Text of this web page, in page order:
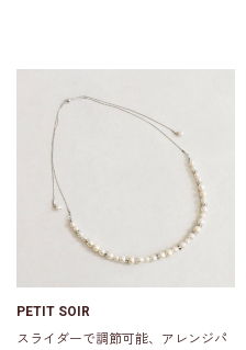
PETIT SOIR
スライダーで調節可能、アレンジパ